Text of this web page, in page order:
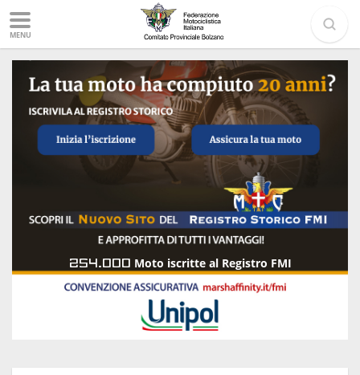
MENU
254.000 Moto iscritte al Registro FMI